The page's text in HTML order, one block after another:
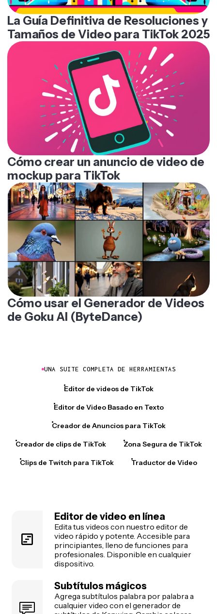
La Guía Definitiva de Resoluciones y
Tamaños de Video para TikTok 2025
Cómo crear un anuncio de video de
mockup para TikTok
Cómo usar el Generador de Videos
de Goku AI (ByteDance)
UNA SUITE COMPLETA DE HERRAMIENTAS
Editor de videos de TikTok
Editor de Video Basado en Texto
Creador de Anuncios para TikTok
Creador de clips de TikTok Zona Segura de TikTok
Clips de Twitch para TikTok Traductor de Video
Editor de video en línea
Edita tus videos con nuestro editor de
video rápido y potente. Accesible para
principiantes, lleno de funciones para
profesionales. Disponible en cualquier
dispositivo.
Subtítulos mágicos
Agrega subtítulos palabra por palabra a
cualquier video con el generador de